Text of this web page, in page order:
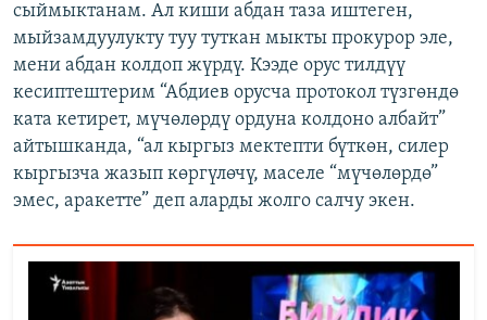
сыймыктанам. Ал киши абдан таза иштеген,
мыйзамдуулукту туу туткан мыкты прокурор эле,
мени абдан колдоп жүрдү. Кээде орус тилдүү
кесиптештерим “Абдиев орусча протокол түзгөндө
ката кетирет, мүчөлөрдү ордуна колдоно албайт”
айтышканда, “ал кыргыз мектепти бүткөн, силер
кыргызча жазып көргүлөчү, маселе “мүчөлөрдө”
эмес, аракетте” деп аларды жолго салчу экен.